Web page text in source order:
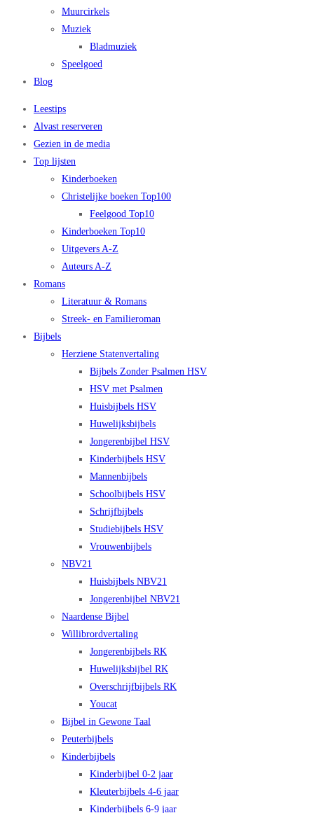
Muurcirkels
Muziek
Bladmuziek
Speelgoed
Blog
Leestips
Alvast reserveren
Gezien in de media
Top lijsten
Kinderboeken
Christelijke boeken Top100
Feelgood Top10
Kinderboeken Top10
Uitgevers A-Z
Auteurs A-Z
Romans
Literatuur & Romans
Streek- en Familieroman
Bijbels
Herziene Statenvertaling
Bijbels Zonder Psalmen HSV
HSV met Psalmen
Huisbijbels HSV
Huwelijksbijbels
Jongerenbijbel HSV
Kinderbijbels HSV
Mannenbijbels
Schoolbijbels HSV
Schrijfbijbels
Studiebijbels HSV
Vrouwenbijbels
NBV21
Huisbijbels NBV21
Jongerenbijbel NBV21
Naardense Bijbel
Willibrordvertaling
Jongerenbijbels RK
Huwelijksbijbel RK
Overschrijfbijbels RK
Youcat
Bijbel in Gewone Taal
Peuterbijbels
Kinderbijbels
Kinderbijbel 0-2 jaar
Kleuterbijbels 4-6 jaar
Kinderbijbels 6-9 jaar